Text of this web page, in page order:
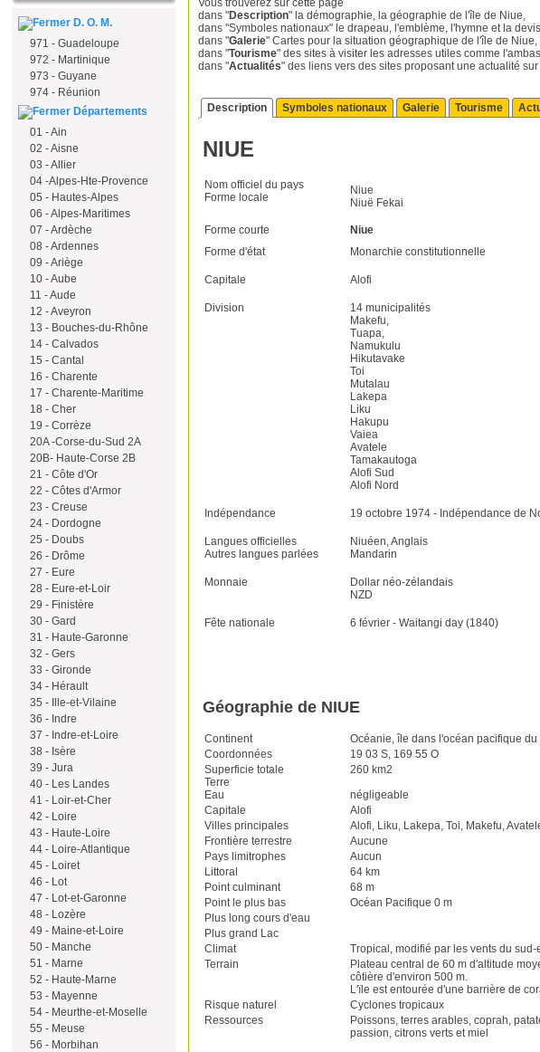
D. O. M.
971 - Guadeloupe
972 - Martinique
973 - Guyane
974 - Réunion
Départements
01 - Ain
02 - Aisne
03 - Allier
04 -Alpes-Hte-Provence
05 - Hautes-Alpes
06 - Alpes-Maritimes
07 - Ardèche
08 - Ardennes
09 - Ariège
10 - Aube
11 - Aude
12 - Aveyron
13 - Bouches-du-Rhône
14 - Calvados
15 - Cantal
16 - Charente
17 - Charente-Maritime
18 - Cher
19 - Corrèze
20A -Corse-du-Sud 2A
20B- Haute-Corse 2B
21 - Côte d'Or
22 - Côtes d'Armor
23 - Creuse
24 - Dordogne
25 - Doubs
26 - Drôme
27 - Eure
28 - Eure-et-Loir
29 - Finistère
30 - Gard
31 - Haute-Garonne
32 - Gers
33 - Gironde
34 - Hérault
35 - Ille-et-Vilaine
36 - Indre
37 - Indre-et-Loire
38 - Isère
39 - Jura
40 - Les Landes
41 - Loir-et-Cher
42 - Loire
43 - Haute-Loire
44 - Loire-Atlantique
45 - Loiret
46 - Lot
47 - Lot-et-Garonne
48 - Lozère
49 - Maine-et-Loire
50 - Manche
51 - Marne
52 - Haute-Marne
53 - Mayenne
54 - Meurthe-et-Moselle
55 - Meuse
56 - Morbihan
Vous trouverez sur cette page
dans "Description" la démographie, la géographie de l'île de Niue,
dans "Symboles nationaux" le drapeau, l'emblème, l'hymne et la
dans "Galerie" Cartes pour la situation géographique de l'île de
dans "Tourisme" des sites à visiter les adresses utiles comme
dans "Actualités" des liens vers des sites proposant une actualité
Description Symboles nationaux Galerie Tourisme
NIUE
Nom officiel du pays
Forme locale
Niue
Niuë Fekai
Forme courte
Niue
Forme d'état
Monarchie constitutionnelle
Capitale Alofi
Division
14 municipalités
Makefu,
Tuapa,
Namukulu
Hikutavake
Toi
Mutalau
Lakepa
Liku
Hakupu
Vaiea
Avatele
Tamakautoga
Alofi Sud
Alofi Nord
Indépendance 19 octobre 1974 - Indépendance de
Langues officielles
Autres langues parlées
Niuéen, Anglais
Mandarin
Monnaie
Dollar néo-zélandais
NZD
Fête nationale 6 février - Waitangi day (1840)
Géographie de NIUE
Continent
Océanie, île dans l'océan pacifique du
Coordonnées
19 03 S, 169 55 O
Superficie totale
Terre
Eau
260 km2
négligeable
Capitale
Alofi
Villes principales
Alofi, Liku, Lakepa, Toi, Makefu,
Frontière terrestre
Aucune
Pays limitrophes
Aucun
Littoral
64 km
Point culminant
68 m
Point le plus bas
Océan Pacifique 0 m
Plus long cours d'eau
Plus grand Lac
Climat
Tropical, modifié par les vents du sud-
Terrain
Plateau central de 60 m d'altitude
côtière d'environ 500 m.
L'ïle est entourée d'une barrière de
Risque naturel
Cyclones tropicaux
Ressources
Poissons, terres arables, coprah,
passion, citrons verts et miel